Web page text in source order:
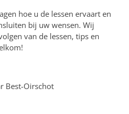
hoe u de lessen ervaart en
bij uw wensen. Wij
van de lessen, tips en
Best-Oirschot